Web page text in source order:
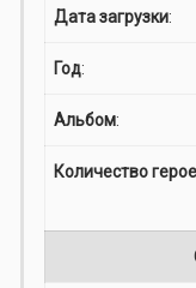
Дата загрузки:
Год:
Альбом:
Количество